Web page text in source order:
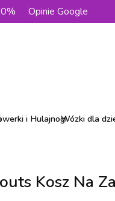
Opinie Google
i HulajnogiWózki dla
Kosz Na